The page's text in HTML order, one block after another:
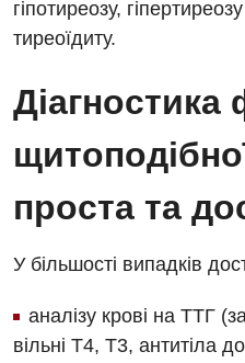
гіпотиреозу,
тиреоїдиту.
Діагностика
проста та
У більшості випадків
аналізу крові на ТТГ
вільні T4, T3, антитіла